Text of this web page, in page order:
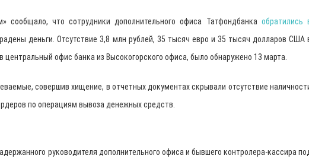
сообщало, что сотрудники дополнительного офиса Татфондбанка обратились
деньги. Отсутствие 3,8 млн рублей, 35 тысяч евро и 35 тысяч долларов США
центральный офис банка из Высокогорского офиса, было обнаружено 13 марта.
совершив хищение, в отчетных документах скрывали отсутствие
по операциям вывоза денежных средств.
руководителя дополнительного офиса и бывшего контролера-кассира